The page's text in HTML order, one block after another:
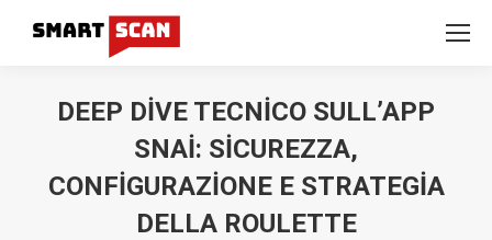
DEEP DIVE TECNICO SULL’APP
SNAI: SICUREZZA,
CONFIGURAZIONE E STRATEGIA
DELLA ROULETTE